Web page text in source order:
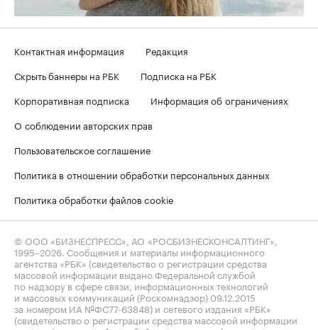
Контактная информация
Редакция
Скрыть баннеры на РБК
Подписка на РБК
Корпоративная подписка
Информация об ограничениях
О соблюдении авторских прав
Пользовательское соглашение
Политика в отношении обработки персональных данных
Политика обработки файлов cookie
© ООО «БИЗНЕСПРЕСС», АО «РОСБИЗНЕСКОНСАЛТИНГ»,
1995–2026 . Сообщения и материалы информационного
агентства «РБК» (свидетельство о регистрации средства
массовой информации выдано Федеральной службой
по надзору в сфере связи, информационных технологий
и массовых коммуникаций (Роскомнадзор) 09.12.2015
за номером ИА №ФС77-63848) и сетевого издания «РБК»
(свидетельство о регистрации средства массовой информации